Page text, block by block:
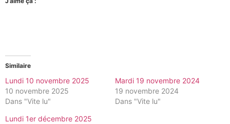
Similaire
Lundi 10 novembre 2025
10 novembre 2025
Dans "Vite lu"
Mardi 19 novembre 2024
19 novembre 2024
Dans "Vite lu"
Lundi 1er décembre 2025